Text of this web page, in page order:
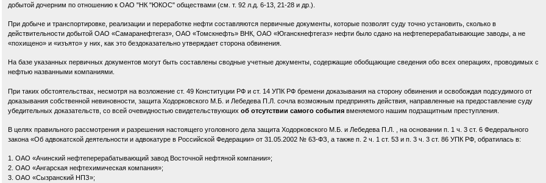
добытой дочерним по отношению к ОАО "НК "ЮКОС" обществами (см. т. 92 л.д. 6-13, 21-28 и др.).
При добыче и транспортировке, реализации и переработке нефти составляются первичные документы, которые позволят суду точно установить, сколько в
действительности добытой ОАО «Самаранефтегаз», ОАО «Томскнефть» ВНК, ОАО «Юганскнефтегаз» нефти было сдано на нефтеперерабатывающие заводы, а не
«похищено» и «изъято» у них, как это бездоказательно утверждает сторона обвинения.
На базе указанных первичных документов могут быть составлены сводные учетные документы, содержащие обобщающие сведения обо всех операциях, проводимых с
нефтью названными компаниями.
При таких обстоятельствах, несмотря на возложение ст. 49 Конституции РФ и ст. 14 УПК РФ бремени доказывания на сторону обвинения и освобождая подсудимого от
доказывания собственной невиновности, защита Ходорковского М.Б. и Лебедева П.Л. сочла возможным предпринять действия, направленные на предоставление суду
убедительных доказательств, со всей очевидностью свидетельствующих об отсутствии самого события вменяемого нашим подзащитным преступления.
В целях правильного рассмотрения и разрешения настоящего уголовного дела защита Ходорковского М.Б. и Лебедева П.Л. , на основании п. 1 ч. 3 ст. 6 Федерального
закона «Об адвокатской деятельности и адвокатуре в Российской Федерации» от 31.05.2002 № 63-ФЗ, а также п. 2 ч. 1 ст. 53 и п. 3 ч. 3 ст. 86 УПК РФ, обратилась в:
1. ОАО «Ачинский нефтеперерабатывающий завод Восточной нефтяной компании»;
2. ОАО «Ангарская нефтехимическая компания»;
3. ОАО «Сызранский НПЗ»;